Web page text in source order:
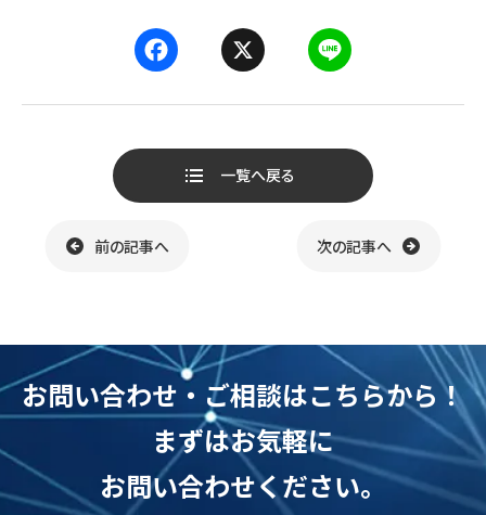
F
a
o
k
X
L
i
一覧へ戻る
前の記事へ 次の記事へ
お問い合わせ・ご相談はこちらから！
まずはお気軽に
お問い合わせください。